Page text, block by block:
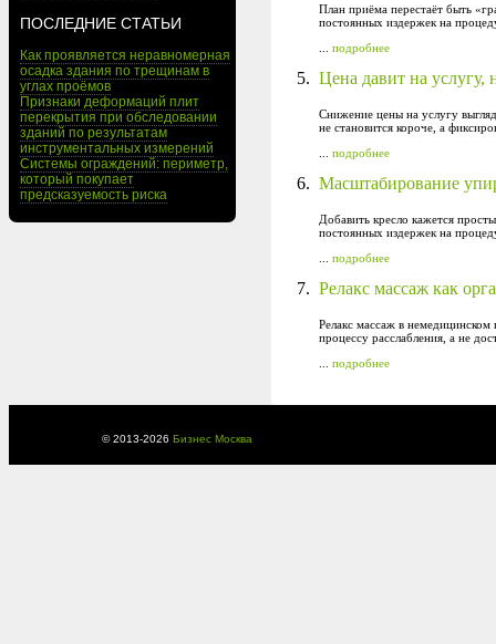
ПОСЛЕДНИЕ СТАТЬИ
Как проявляется неравномерная
осадка здания по трещинам в
углах проёмов
Признаки деформаций плит
перекрытия при обследовании
зданий по результатам
инструментальных измерений
Системы ограждений: периметр,
который покупает
предсказуемость риска
План приёма перестаёт быть
постоянных издержек на
подробнее
5. Цена давит на услугу,
Снижение цены на услугу
не становится короче, а
подробнее
6. Масштабирование
Добавить кресло кажется
постоянных издержек на
подробнее
7. Релакс массаж как
Релакс массаж в
процессу расслабления, а не
подробнее
© 2013-2026 Бизнес Москва